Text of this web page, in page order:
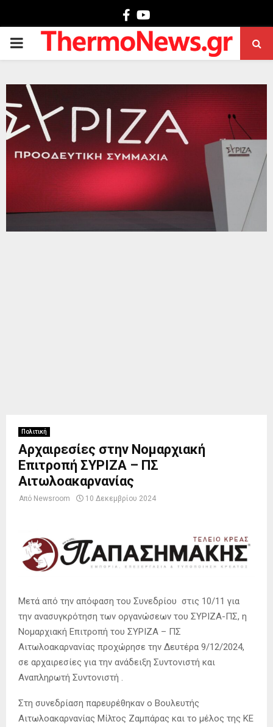
Facebook
PRIMARY
Πολιτική
Αρχαιρεσίες στην Νομαρχιακή
Επιτροπή ΣΥΡΙΖΑ – ΠΣ
Αιτωλοακαρνανίας
Από Newsroom 10 Δεκεμβρίου 2024
Μετά από την απόφαση του Συνεδρίου στις 10/11 για
την ανασυγκρότηση των οργανώσεων του ΣΥΡΙΖΑ-ΠΣ, η
Νομαρχιακή Επιτροπή του ΣΥΡΙΖΑ – ΠΣ
Αιτωλοακαρνανίας προχώρησε την Δευτέρα 9/12/2024,
σε αρχαιρεσίες για την ανάδειξη Συντονιστή και
Αναπληρωτή Συντονιστή .
Στη συνεδρίαση παρευρέθηκαν ο Βουλευτής
Αιτωλοακαρνανίας Μίλτος Ζαμπάρας και το μέλος της ΚΕ